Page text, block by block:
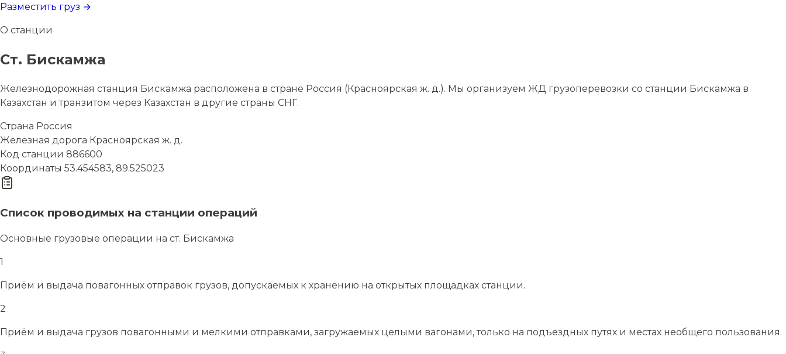
Разместить груз →
О станции
Ст. Бискамжа
Железнодорожная станция Бискамжа расположена в стране Россия (Красноярская ж. д.). Мы организуем ЖД грузоперевозки со станции Бискамжа в
Казахстан и транзитом через Казахстан в другие страны СНГ.
Страна Россия
Железная дорога Красноярская ж. д.
Код станции 886600
Координаты 53.454583, 89.525023
Список проводимых на станции операций
Основные грузовые операции на ст. Бискамжа
1
Приём и выдача повагонных отправок грузов, допускаемых к хранению на открытых площадках станции.
2
Приём и выдача грузов повагонными и мелкими отправками, загружаемых целыми вагонами, только на подъездных путях и местах необщего пользования.